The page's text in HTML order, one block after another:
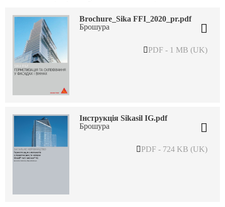
Brochure_Sika FFI_2020_pr.pdf
Брошура
PDF - 1 MB (UK)
Інструкція Sikasil IG.pdf
Брошура
PDF - 724 KB (UK)